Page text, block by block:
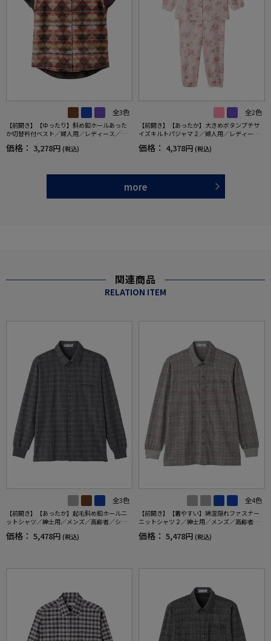
全3色
【前開き】【ゆったり】斜め釦ホールあった
か切替衿付ベスト／婦人用／レディース／高
齢者／シニア／後ろ長め／名前記入欄付【C
F】
価格： 3,278円 (税込)
全2色
【前開き】【あったか】大きめボタンプチサ
イズキルトパジャマ２／婦人用／レディース
／シニア／高齢者／名前記入欄付／留めやす
い／秋冬／ギフト／プレゼント【CF】
価格： 4,378円 (税込)
more
関連商品
RELATION ITEM
全3色
【前開き】【あったか】起毛斜め釦ホールニ
ットシャツ／紳士用／メンズ／高齢者／シニ
ア／秋冬／名前記入欄付／胸ポケット／洗濯
機OK／おしゃれ／お出かけ／ギフト／プレゼ
価格： 5,478円 (税込)
全4色
【前開き】【着やすい】綿混隠れファスナー
ニットシャツ２／紳士用／メンズ／高齢者／
シニア／洗濯機OK／名前記入欄付／胸ポケッ
ト付／ギフト／プレセント／ギフト 【CF】
価格： 5,478円 (税込)